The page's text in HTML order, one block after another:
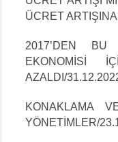
ÜCRET
2017’DEN BU
EKONOMİSİ
AZALDI/
KONAKLAMA
YÖNETİMLER/